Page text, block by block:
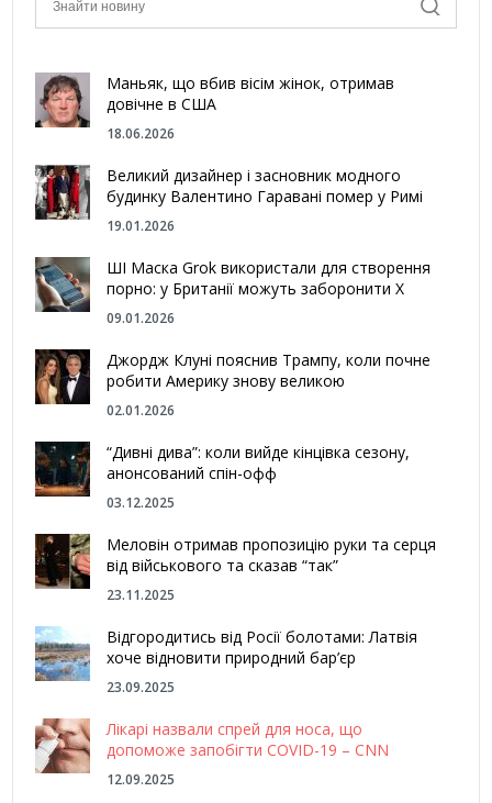
Маньяк, що вбив вісім жінок, отримав
довічне в США
18.06.2026
Великий дизайнер і засновник модного
будинку Валентино Гаравані помер у Римі
19.01.2026
ШІ Маска Grok використали для створення
порно: у Британії можуть заборонити Х
09.01.2026
Джордж Клуні пояснив Трампу, коли почне
робити Америку знову великою
02.01.2026
“Дивні дива”: коли вийде кінцівка сезону,
анонсований спін-офф
03.12.2025
Меловін отримав пропозицію руки та серця
від військового та сказав “так”
23.11.2025
Відгородитись від Росії болотами: Латвія
хоче відновити природний бар’єр
23.09.2025
Лікарі назвали спрей для носа, що
допоможе запобігти COVID-19 – CNN
12.09.2025